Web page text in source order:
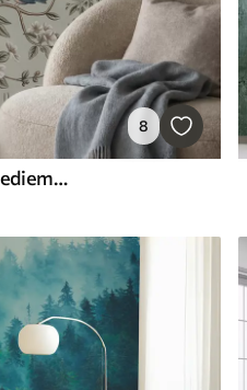
8
Zari ar putniem un baltiem ziediem uz maiga fona